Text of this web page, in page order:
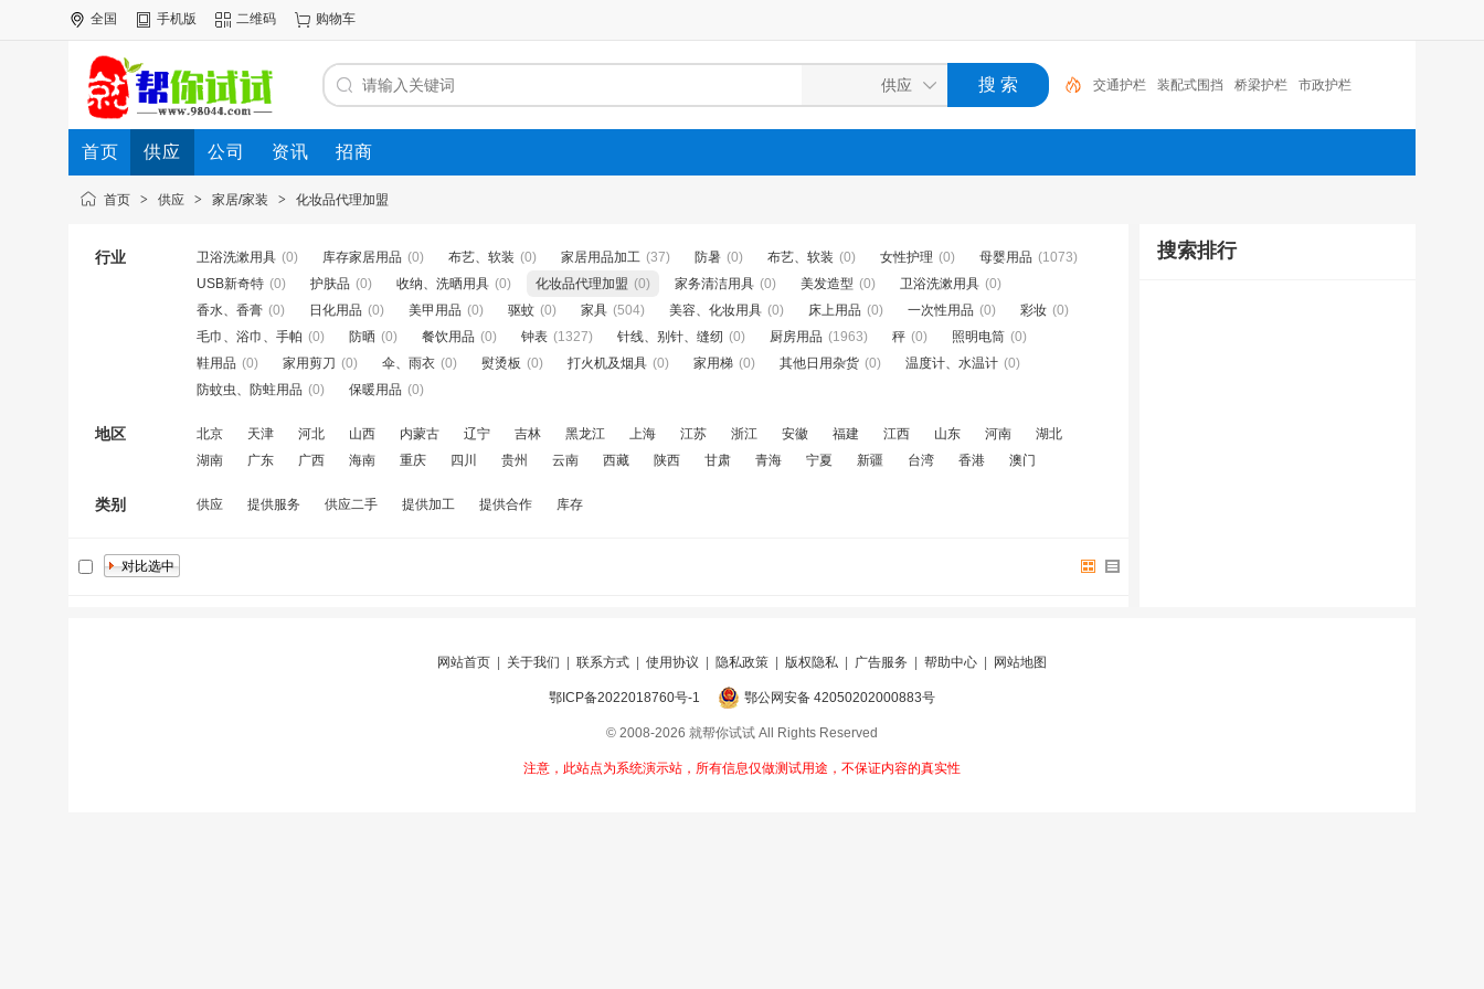
全国 手机版 二维码 购物车
交通护栏 装配式围挡 桥梁护栏 市政护栏
首页 供应 公司 资讯 招商
首页 > 供应 > 家居/家装 > 化妆品代理加盟
行业 卫浴洗漱用具 (0) 库存家居用品 (0) 布艺、软装 (0) 家居用品加工 (37) 防暑 (0) 布艺、软装 (0) 女性护理 (0) 母婴用品 (1073)
USB新奇特 (0) 护肤品 (0) 收纳、洗晒用具 (0) 化妆品代理加盟 (0) 家务清洁用具 (0) 美发造型 (0) 卫浴洗漱用具 (0)
香水、香膏 (0) 日化用品 (0) 美甲用品 (0) 驱蚊 (0) 家具 (504) 美容、化妆用具 (0) 床上用品 (0) 一次性用品 (0) 彩妆 (0)
毛巾、浴巾、手帕 (0) 防晒 (0) 餐饮用品 (0) 钟表 (1327) 针线、别针、缝纫 (0) 厨房用品 (1963) 秤 (0) 照明电筒 (0)
鞋用品 (0) 家用剪刀 (0) 伞、雨衣 (0) 熨烫板 (0) 打火机及烟具 (0) 家用梯 (0) 其他日用杂货 (0) 温度计、水温计 (0)
防蚊虫、防蛀用品 (0) 保暖用品 (0)
地区 北京 天津 河北 山西 内蒙古 辽宁 吉林 黑龙江 上海 江苏 浙江 安徽 福建 江西 山东 河南
湖北
湖南
广东 广西 海南 重庆 四川 贵州 云南 西藏 陕西 甘肃 青海 宁夏 新疆 台湾 香港 澳门
类别 供应 提供服务 供应二手 提供加工 提供合作 库存
搜索排行
网站首页 关于我们 联系方式 使用协议 隐私政策 版权隐私 广告服务 帮助中心 网站地图
鄂ICP备2022018760号-1 鄂公网安备 42050202000883号
© 2008-2026 就帮你试试 All Rights Reserved
注意，此站点为系统演示站，所有信息仅做测试用途，不保证内容的真实性